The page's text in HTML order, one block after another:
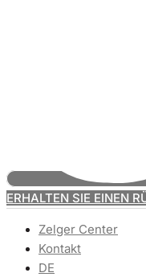
ERHALTEN SIE EINEN
Zelger Center
Kontakt
DE